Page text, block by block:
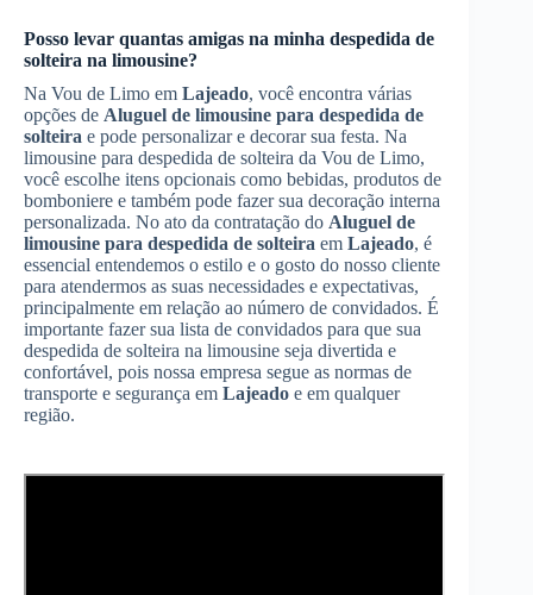
Posso levar quantas amigas na minha despedida de
solteira na limousine?
Na Vou de Limo em Lajeado, você encontra várias
opções de Aluguel de limousine para despedida de
solteira e pode personalizar e decorar sua festa. Na
limousine para despedida de solteira da Vou de Limo,
você escolhe itens opcionais como bebidas, produtos de
bomboniere e também pode fazer sua decoração interna
personalizada. No ato da contratação do Aluguel de
limousine para despedida de solteira em Lajeado, é
essencial entendemos o estilo e o gosto do nosso cliente
para atendermos as suas necessidades e expectativas,
principalmente em relação ao número de convidados. É
importante fazer sua lista de convidados para que sua
despedida de solteira na limousine seja divertida e
confortável, pois nossa empresa segue as normas de
transporte e segurança em Lajeado e em qualquer
região.